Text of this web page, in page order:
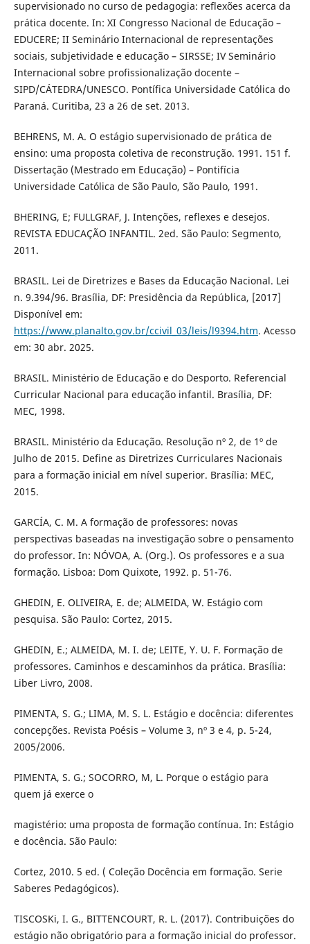
supervisionado no curso de pedagogia: reflexões acerca da
prática docente. In: XI Congresso Nacional de Educação –
EDUCERE; II Seminário Internacional de representações
sociais, subjetividade e educação – SIRSSE; IV Seminário
Internacional sobre profissionalização docente –
SIPD/CÁTEDRA/UNESCO. Pontífica Universidade Católica do
Paraná. Curitiba, 23 a 26 de set. 2013.
BEHRENS, M. A. O estágio supervisionado de prática de
ensino: uma proposta coletiva de reconstrução. 1991. 151 f.
Dissertação (Mestrado em Educação) – Pontifícia
Universidade Católica de São Paulo, São Paulo, 1991.
BHERING, E; FULLGRAF, J. Intenções, reflexes e desejos.
REVISTA EDUCAÇÃO INFANTIL. 2ed. São Paulo: Segmento,
2011.
BRASIL. Lei de Diretrizes e Bases da Educação Nacional. Lei
n. 9.394/96. Brasília, DF: Presidência da República, [2017]
Disponível em:
https://www.planalto.gov.br/ccivil_03/leis/l9394.htm. Acesso
em: 30 abr. 2025.
BRASIL. Ministério de Educação e do Desporto. Referencial
Curricular Nacional para educação infantil. Brasília, DF:
MEC, 1998.
BRASIL. Ministério da Educação. Resolução nº 2, de 1º de
Julho de 2015. Define as Diretrizes Curriculares Nacionais
para a formação inicial em nível superior. Brasília: MEC,
2015.
GARCÍA, C. M. A formação de professores: novas
perspectivas baseadas na investigação sobre o pensamento
do professor. In: NÓVOA, A. (Org.). Os professores e a sua
formação. Lisboa: Dom Quixote, 1992. p. 51-76.
GHEDIN, E. OLIVEIRA, E. de; ALMEIDA, W. Estágio com
pesquisa. São Paulo: Cortez, 2015.
GHEDIN, E.; ALMEIDA, M. I. de; LEITE, Y. U. F. Formação de
professores. Caminhos e descaminhos da prática. Brasília:
Liber Livro, 2008.
PIMENTA, S. G.; LIMA, M. S. L. Estágio e docência: diferentes
concepções. Revista Poésis – Volume 3, nº 3 e 4, p. 5-24,
2005/2006.
PIMENTA, S. G.; SOCORRO, M, L. Porque o estágio para
quem já exerce o
magistério: uma proposta de formação contínua. In: Estágio
e docência. São Paulo:
Cortez, 2010. 5 ed. ( Coleção Docência em formação. Serie
Saberes Pedagógicos).
TISCOSKi, I. G., BITTENCOURT, R. L. (2017). Contribuições do
estágio não obrigatório para a formação inicial do professor.